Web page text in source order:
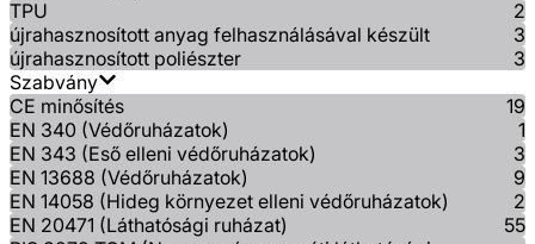
TPU
2
újrahasznosított anyag felhasználásával készült
3
újrahasznosított poliészter
3
Szabvány
CE minősítés
19
EN 340 (Védőruházatok)
1
EN 343 (Eső elleni védőruházatok)
3
EN 13688 (Védőruházatok)
9
EN 14058 (Hideg környezet elleni védőruházatok)
2
EN 20471 (Láthatósági ruházat)
55